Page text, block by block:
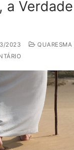
a
2023